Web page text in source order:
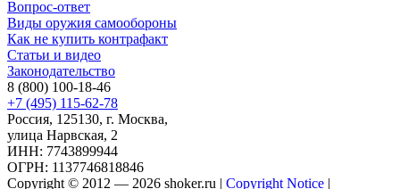
Вопрос-ответ
Виды оружия самообороны
Как не купить контрафакт
Статьи и видео
Законодательство
8 (800) 100-18-46
+7 (495) 115-62-78
Россия, 125130, г. Москва,
улица Нарвская, 2
ИНН: 7743899944
ОГРН: 1137746818846
Copyright © 2012 — 2026 shoker.ru | Copyright Notice |